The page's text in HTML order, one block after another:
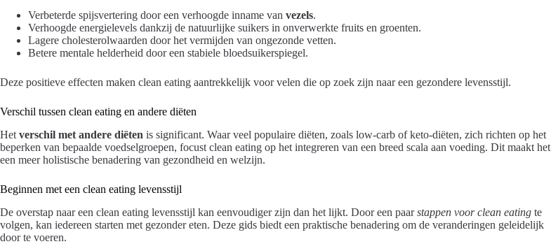
Verbeterde spijsvertering door een verhoogde inname van vezels.
Verhoogde energielevels dankzij de natuurlijke suikers in onverwerkte fruits en groenten.
Lagere cholesterolwaarden door het vermijden van ongezonde vetten.
Betere mentale helderheid door een stabiele bloedsuikerspiegel.
Deze positieve effecten maken clean eating aantrekkelijk voor velen die op zoek zijn naar een gezondere levensstijl.
Verschil tussen clean eating en andere diëten
Het verschil met andere diëten is significant. Waar veel populaire diëten, zoals low-carb of keto-diëten, zich richten op het
beperken van bepaalde voedselgroepen, focust clean eating op het integreren van een breed scala aan voeding. Dit maakt het
een meer holistische benadering van gezondheid en welzijn.
Beginnen met een clean eating levensstijl
De overstap naar een clean eating levensstijl kan eenvoudiger zijn dan het lijkt. Door een paarstappen voor clean eating te
volgen, kan iedereen starten met gezonder eten. Deze gids biedt een praktische benadering om de veranderingen geleidelijk
door te voeren.